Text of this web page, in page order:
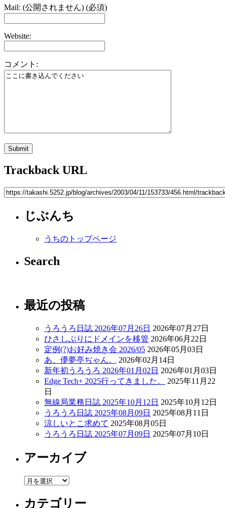
Mail: (公開されません) (必須)
Website:
コメント:
Trackback URL
じぶんち
うちのトップページ
Search
最近の投稿
うろうろ日誌 2026年07月26日 2026年07月27日
ひさしぶりにドメインを移管 2026年06月22日
定例(?)お好み焼き会 2026/05 2026年05月03日
あ、儚夢亭ぢゃん。
2026年02月14日
新年初うろうろ 2026年01月02日 2026年01月03日
Edge Tech+ 2025行ってきました。
2025年11月22
日
無線局業務日誌 2025年10月12日 2025年10月12日
うろうろ日誌 2025年08月09日 2025年08月11日
涼しいとこ求めて 2025年08月05日
うろうろ日誌 2025年07月09日 2025年07月10日
アーカイブ
ア
カ
カテゴリー